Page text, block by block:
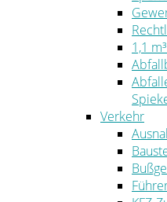
1,1
Verkehr